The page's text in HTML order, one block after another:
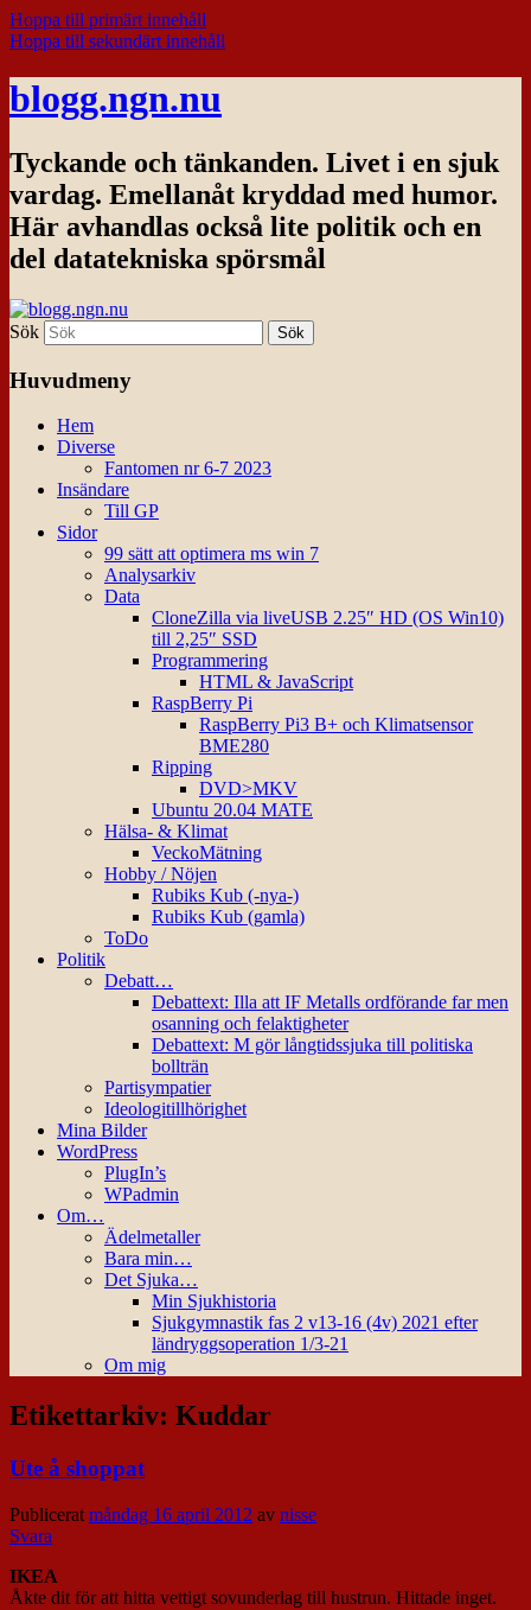
Hoppa till primärt innehåll
Hoppa till sekundärt innehåll
blogg.ngn.nu
Tyckande och tänkanden. Livet i en sjuk
vardag. Emellanåt kryddad med humor.
Här avhandlas också lite politik och en
del datatekniska spörsmål
Sök
Huvudmeny
Hem
Diverse
Fantomen nr 6-7 2023
Insändare
Till GP
Sidor
99 sätt att optimera ms win 7
Analysarkiv
Data
CloneZilla via liveUSB 2.25″ HD (OS Win10)
till 2,25″ SSD
Programmering
HTML & JavaScript
RaspBerry Pi
RaspBerry Pi3 B+ och Klimatsensor
BME280
Ripping
DVD>MKV
Ubuntu 20.04 MATE
Hälsa- & Klimat
VeckoMätning
Hobby / Nöjen
Rubiks Kub (-nya-)
Rubiks Kub (gamla)
ToDo
Politik
Debatt…
Debattext: Illa att IF Metalls ordförande far men
osanning och felaktigheter
Debattext: M gör långtidssjuka till politiska
bollträn
Partisympatier
Ideologitillhörighet
Mina Bilder
WordPress
PlugIn’s
WPadmin
Om…
Ädelmetaller
Bara min…
Det Sjuka…
Min Sjukhistoria
Sjukgymnastik fas 2 v13-16 (4v) 2021 efter
ländryggsoperation 1/3-21
Om mig
Etikettarkiv: Kuddar
Ute å shoppat
Publicerat måndag 16 april 2012 av nisse
Svara
IKEA
Åkte dit för att hitta vettigt sovunderlag till hustrun. Hittade inget.